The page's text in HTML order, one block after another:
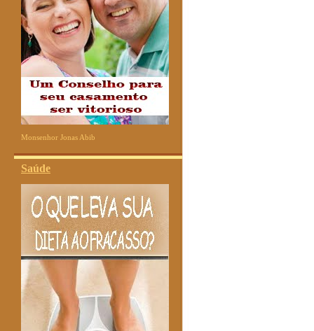
Monsenhor Jonas Abib
Saúde